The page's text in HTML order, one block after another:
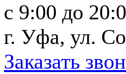
с 9:00 до
г. Уфа, ул.
Заказать